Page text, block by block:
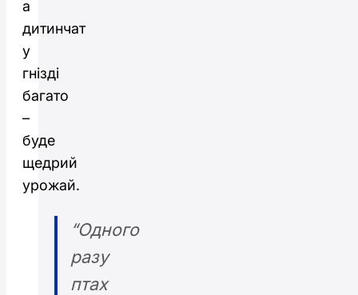
а
дитинчат
у
гнізді
багато
–
буде
щедрий
урожай.
“Одного
разу
птах